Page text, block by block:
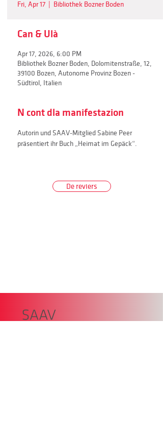
Fri, Apr 17 Bibliothek Bozner Boden
Can & Ulà
Apr 17, 2026, 6:00 PM
Bibliothek Bozner Boden, Dolomitenstraße, 12,
39100 Bozen, Autonome Provinz Bozen -
Südtirol, Italien
N cont dla manifestazion
Autorin und SAAV-Mitglied Sabine Peer
präsentiert ihr Buch „Heimat im Gepäck“.
De reviers